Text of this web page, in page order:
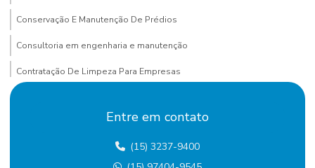
Conservação E Manutenção De Prédios
Consultoria em engenharia e manutenção
Contratação De Limpeza Para Empresas
Contratação de mão de obra terceirizada
Custo terceirização mão de obra
Entre em contato
(15) 3237-9400